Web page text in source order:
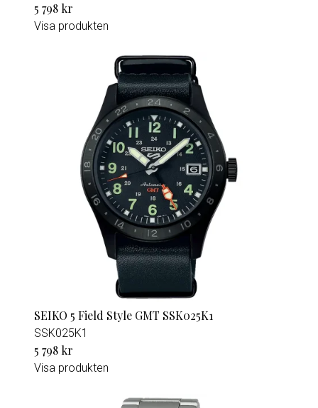
5 798 kr
Visa produkten
SEIKO 5 Field Style GMT SSK025K1
SSK025K1
5 798 kr
Visa produkten